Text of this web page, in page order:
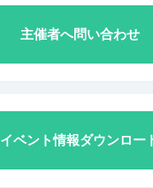
主催者へ問い合わせ
イベント情報ダウンロー